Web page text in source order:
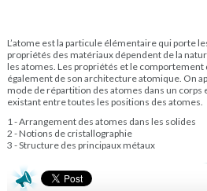
L’atome est la particule élémentaire qui porte
propriétés des matériaux dépendent de la
les atomes. Les propriétés et le
également de son architecture atomique. On
mode de répartition des atomes dans un
existant entre toutes les positions des atomes.
1 - Arrangement des atomes dans les solides
2 - Notions de cristallographie
3 - Structure des principaux métaux